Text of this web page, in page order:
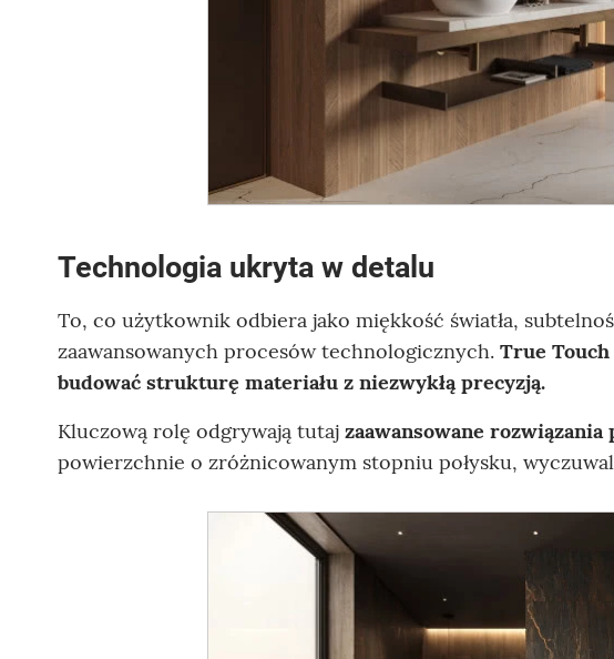
Technologia ukryta w detalu
To, co użytkownik odbiera jako miękkość światła,
zaawansowanych procesów technologicznych. True
budować strukturę materiału z niezwykłą precyzją.
Kluczową rolę odgrywają tutaj zaawansowane
powierzchnie o zróżnicowanym stopniu połysku,